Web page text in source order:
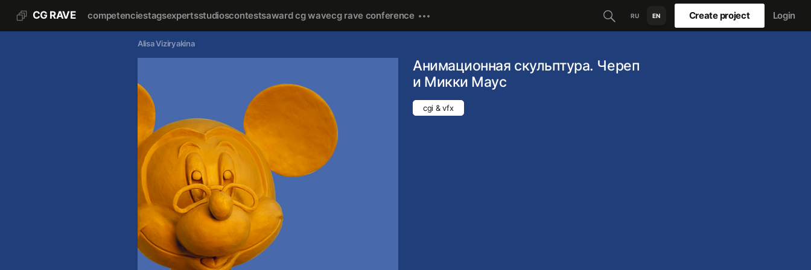
CG RAVE competenciestagsexpertsstudioscontestsaward cg wavecg rave conference RU EN Create project Login
Alisa Viziryakina
Анимационная скульптура. Череп
и Микки Маус
cgi & vfx